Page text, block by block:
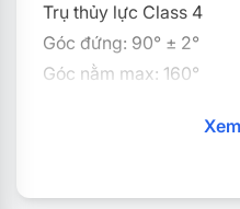
Trụ thủy lực Class 4
Góc đứng: 90° ± 2°
Góc nằm max: 160°
Độ cao của điểm tựa
Khung-chân: Khung